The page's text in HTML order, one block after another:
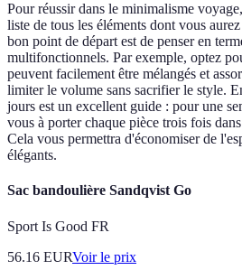
Pour réussir dans le minimalisme
liste de tous les éléments dont vous
bon point de départ est de penser en
multifonctionnels. Par exemple, optez
peuvent facilement être mélangés et
limiter le volume sans sacrifier le style.
jours est un excellent guide : pour une
vous à porter chaque pièce trois fois
Cela vous permettra d'économiser de
élégants.
Sac bandoulière Sandqvist Go
Sport Is Good FR
56.16 EURVoir le prix